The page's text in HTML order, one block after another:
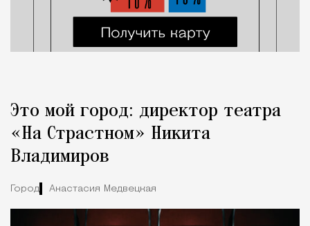
Это мой город: директор театра
«На Страстном» Никита
Владимиров
Город Анастасия Медвецкая